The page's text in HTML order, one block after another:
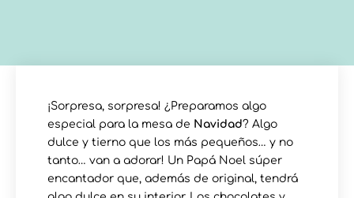
¡Sorpresa, sorpresa! ¿Preparamos algo
especial para la mesa de Navidad? Algo
dulce y tierno que los más pequeños… y no
tanto… van a adorar! Un Papá Noel súper
encantador que, además de original, tendrá